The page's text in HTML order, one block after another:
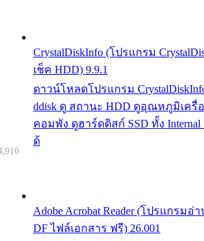
CrystalDiskInfo (โปรแกรม
เช็ค HDD) 9.9.1
ดาวน์โหลดโปรแกรม
ddisk ดู สถานะ HDD ดูอุณหภูมิเครื่
คอมพัง ดูฮาร์ดดิสก์ SSD ทั้ง Internal
ด้
Adobe Acrobat Reader (โปรแกรมอ่
DF ไฟล์เอกสาร ฟรี) 26.001